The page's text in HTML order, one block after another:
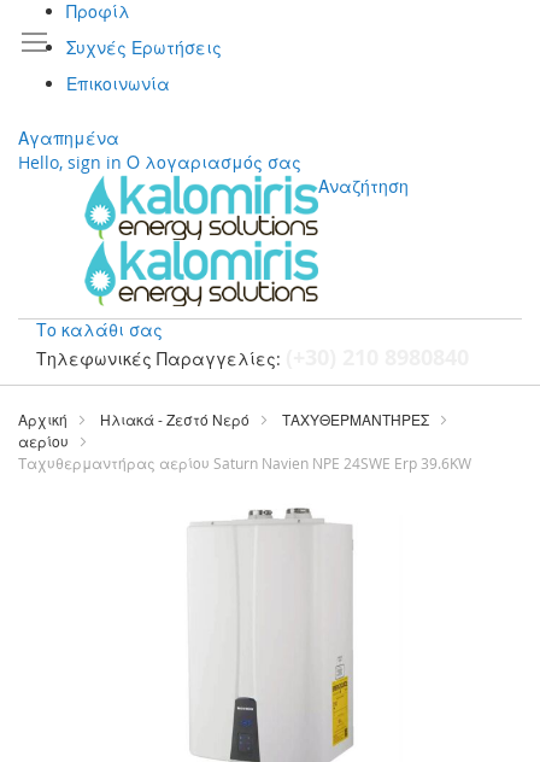
Προφίλ
Συχνές Ερωτήσεις
Επικοινωνία
Αγαπημένα
Hello, sign in Ο λογαριασμός σας
Αναζήτηση
Το καλάθι σας
Τηλεφωνικές Παραγγελίες:
Μετάβαση
περιεχόμενο
Αρχική Ηλιακά - Ζεστό Νερό
ΤΑΧΥΘΕΡΜΑΝΤΉΡΕΣ
αερίου
Ταχυθερμαντήρας αερίου Saturn Navien NPE 24SWE Erp 39.6KW